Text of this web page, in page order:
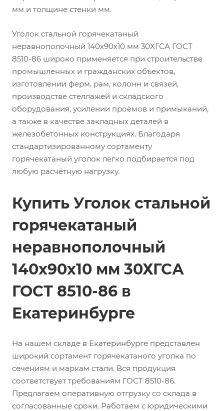
мм и толщине стенки мм.
Уголок стальной горячекатаный
неравнополочный 140х90х10 мм 30ХГСА ГОСТ
8510-86 широко применяется при строительстве
промышленных и гражданских объектов,
изготовлении ферм, рам, колонн и связей,
производстве стеллажей и складского
оборудования, усилении проёмов и примыканий,
а также в качестве закладных деталей в
железобетонных конструкциях. Благодаря
стандартизированному сортаменту
горячекатаный уголок легко подбирается под
любую расчётную нагрузку.
Купить Уголок стальной
горячекатаный
неравнополочный
140х90х10 мм 30ХГСА
ГОСТ 8510-86 в
Екатеринбурге
На нашем складе в Екатеринбурге представлен
широкий сортамент горячекатаного уголка по
сечениям и маркам стали. Вся продукция
соответствует требованиям ГОСТ 8510-86.
Предлагаем оперативную отгрузку со склада в
согласованные сроки. Работаем с юридическими